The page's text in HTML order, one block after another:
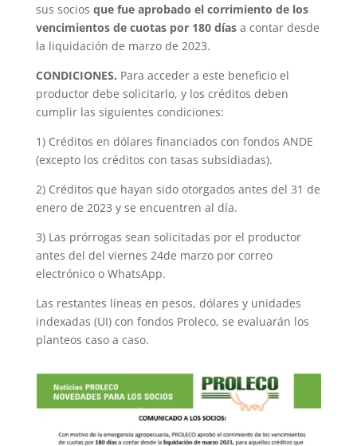
sus socios que fue aprobado el corrimiento de los
vencimientos de cuotas por 180 díasa contar desde
la liquidación de marzo de 2023.
CONDICIONES. Para acceder a este beneficio el
productor debe solicitarlo, y los créditos deben
cumplir las siguientes condiciones:
1) Créditos en dólares financiados con fondos ANDE
(excepto los créditos con tasas subsidiadas).
2) Créditos que hayan sido otorgados antes del 31 de
enero de 2023 y se encuentren al día.
3) Las prórrogas sean solicitadas por el productor
antes del del viernes 24de marzo por correo
electrónico o WhatsApp.
Las restantes líneas en pesos, dólares y unidades
indexadas (UI) con fondos Proleco, se evaluarán los
planteos caso a caso.